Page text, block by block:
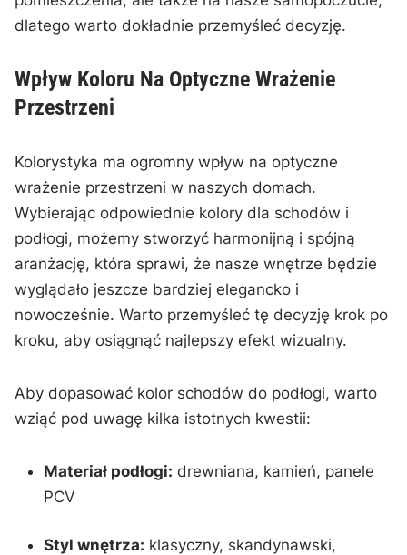
dlatego warto ‌dokładnie przemyśleć decyzję.
Wpływ⁣ Koloru Na Optyczne Wrażenie​
Przestrzeni
Kolorystyka⁣ ma ogromny wpływ na optyczne
wrażenie przestrzeni w ‍naszych domach.
Wybierając odpowiednie kolory dla schodów i
podłogi, możemy stworzyć harmonijną i spójną ​
aranżację, która sprawi, że nasze wnętrze będzie
⁣wyglądało jeszcze bardziej elegancko ⁣i
nowocześnie. Warto⁤ przemyśleć ​tę decyzję krok po
kroku, aby osiągnąć⁢ najlepszy efekt ‌wizualny.
Aby dopasować kolor schodów do podłogi, warto
wziąć pod uwagę kilka istotnych kwestii:
Materiał podłogi: ⁣drewniana, kamień, panele
PCV
Styl wnętrza: klasyczny, skandynawski,